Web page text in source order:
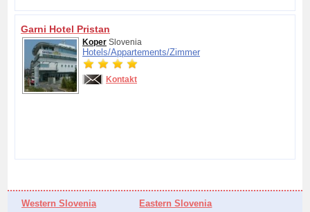
Garni Hotel Pristan
Koper Slovenia
Hotels/Appartements/Zimmer
Kontakt
Western Slovenia Eastern Slovenia